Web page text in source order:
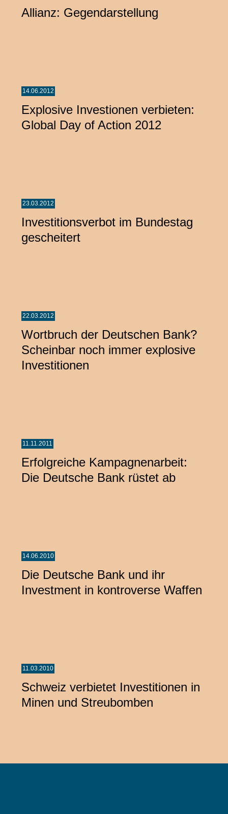
Allianz: Gegendarstellung
14.06.2012
Explosive Investionen verbieten:
Global Day of Action 2012
23.03.2012
Investitionsverbot im Bundestag
gescheitert
22.03.2012
Wortbruch der Deutschen Bank?
Scheinbar noch immer explosive
Investitionen
11.11.2011
Erfolgreiche Kampagnenarbeit:
Die Deutsche Bank rüstet ab
14.06.2010
Die Deutsche Bank und ihr
Investment in kontroverse Waffen
11.03.2010
Schweiz verbietet Investitionen in
Minen und Streubomben